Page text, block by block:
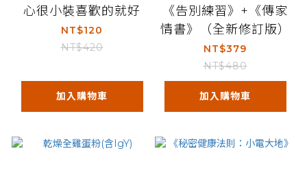
心很小裝喜歡的就好
NT$120
NT$420
加入購物車
《告別練習》+《傳家
情書》（全新修訂版）
NT$379
NT$480
加入購物車